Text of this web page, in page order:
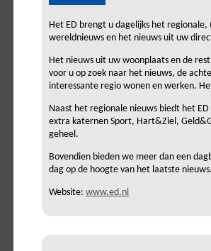
Het ED brengt u dagelijks het
wereldnieuws en het nieuws uit uw
Het nieuws uit uw woonplaats en de
voor u op zoek naar het nieuws, de
interessante regio wonen en werken.
Naast het regionale nieuws biedt het
extra katernen Sport, Hart&Ziel,
geheel.
Bovendien bieden we meer dan een
dag op de hoogte van het laatste
Website: www.ed.nl